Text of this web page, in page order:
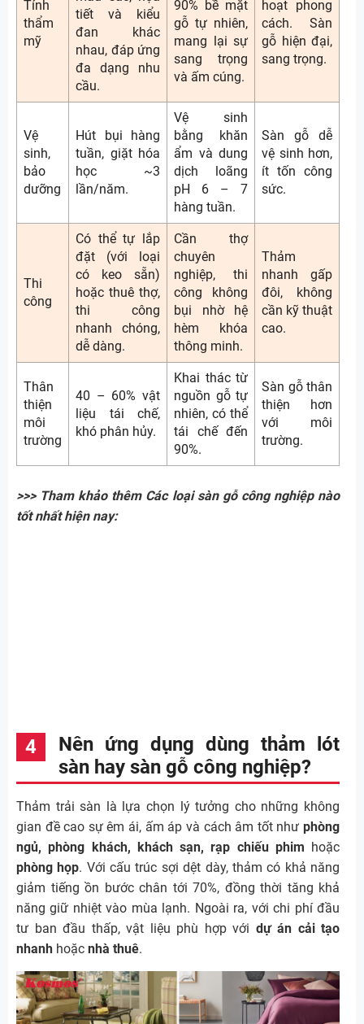
Tính
thẩm
mỹ
tiết và kiểu
đan khác
nhau, đáp ứng
đa dạng nhu
cầu.
90% bề mặt
gỗ tự nhiên,
mang lại sự
sang trọng
và ấm cúng.
hoạt phong
cách. Sàn
gỗ hiện đại,
sang trọng.
Vệ
sinh,
bảo
dưỡng
Hút bụi hàng
tuần, giặt hóa
học ~3
lần/năm.
Vệ sinh
bằng khăn
ẩm và dung
dịch loãng
pH 6 – 7
hàng tuần.
Sàn gỗ dễ
vệ sinh hơn,
ít tốn công
sức.
Thi
công
Có thể tự lắp
đặt (với loại
có keo sẵn)
hoặc thuê thợ,
thi công
nhanh chóng,
dễ dàng.
Cần thợ
chuyên
nghiệp, thi
công không
bụi nhờ hệ
hèm khóa
thông minh.
Thảm
nhanh gấp
đôi, không
cần kỹ thuật
cao.
Thân
thiện
môi
trường
40 – 60% vật
liệu tái chế,
khó phân hủy.
Khai thác từ
nguồn gỗ tự
nhiên, có thể
tái chế đến
90%.
Sàn gỗ thân
thiện hơn
với môi
trường.
>>> Tham khảo thêm Các loại sàn gỗ công nghiệp nào
tốt nhất hiện nay:
Nên ứng dụng dùng thảm lót
sàn hay sàn gỗ công nghiệp?
Thảm trải sàn là lựa chọn lý tưởng cho những không
gian đề cao sự êm ái, ấm áp và cách âm tốt như phòng
ngủ, phòng khách, khách sạn, rạp chiếu phim hoặc
phòng họp. Với cấu trúc sợi dệt dày, thảm có khả năng
giảm tiếng ồn bước chân tới 70%, đồng thời tăng khả
năng giữ nhiệt vào mùa lạnh. Ngoài ra, với chi phí đầu
tư ban đầu thấp, vật liệu phù hợp với dự án cải tạo
nhanh hoặc nhà thuê.